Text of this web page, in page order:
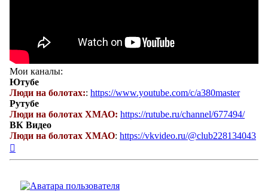
Мои каналы:
Ютубе
Люди на болотах:: https://www.youtube.com/c/a380master
Рутубе
Люди на болотах ХМАО: https://rutube.ru/channel/677494/
ВК Видео
Люди на болотах ХМАО: https://vkvideo.ru/@club228134043